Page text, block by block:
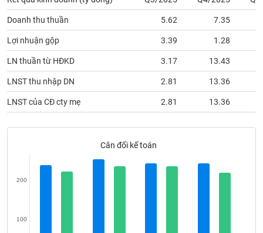
Doanh thu thuần 5.62 7.35
Lợi nhuận gộp 3.39 1.28
LN thuần từ HĐKD 3.17 13.43
LNST thu nhập DN 2.81 13.36
LNST của CĐ cty mẹ 2.81 13.36
Cân đối kế toán
100
200
phân
tích
(-)
Thuật
ngữ
(-)
Dịch
vụ
tạo